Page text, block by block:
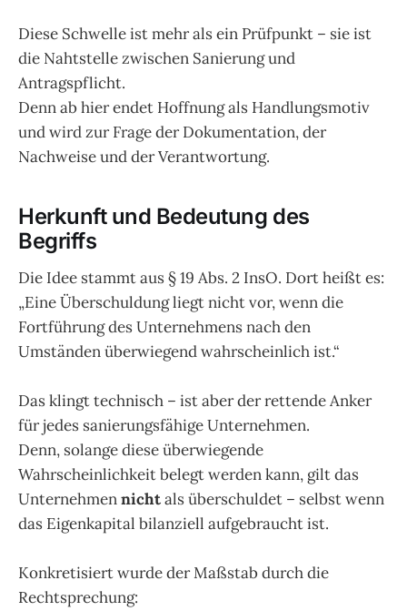
Diese Schwelle ist mehr als ein Prüfpunkt – sie ist
die Nahtstelle zwischen Sanierung und
Antragspflicht.
Denn ab hier endet Hoffnung als Handlungsmotiv
und wird zur Frage der Dokumentation, der
Nachweise und der Verantwortung.
Herkunft und Bedeutung des
Begriffs
Die Idee stammt aus § 19 Abs. 2 InsO. Dort heißt es:
„Eine Überschuldung liegt nicht vor, wenn die
Fortführung des Unternehmens nach den
Umständen überwiegend wahrscheinlich ist.“
Das klingt technisch – ist aber der rettende Anker
für jedes sanierungsfähige Unternehmen.
Denn, solange diese überwiegende
Wahrscheinlichkeit belegt werden kann, gilt das
Unternehmennichtals überschuldet – selbst wenn
das Eigenkapital bilanziell aufgebraucht ist.
Konkretisiert wurde der Maßstab durch die
Rechtsprechung: